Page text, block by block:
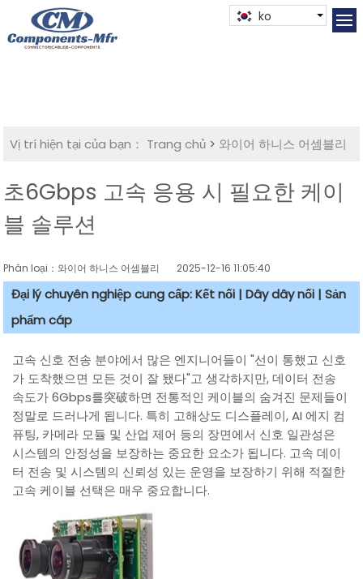
ko
Vị trí hiện tại của bạn： Trang chủ > 와이어 하니스 어셈블리
초6Gbps 고속 응용 시 필요한 케이
블 솔루션
Phân loại：와이어 하니스 어셈블리 2025-12-16 11:05:40
Đại lý chuyên nghiệp cung cấp: Kết nối | Dây dây nối | Sản
phẩm cáp
고속 신호 전송 분야에서 많은 엔지니어들이 "선이 통했고 신호
가 도착했으면 모든 것이 잘 됐다"고 생각하지만, 데이터 전송
속도가 6Gbps를突破하면 전통적인 케이블의 숨겨진 문제들이
정말로 드러나게 됩니다. 특히 고해상도 디스플레이, AI 에지 컴
퓨팅, 카메라 모듈 및 산업 제어 등의 장면에서 신호 일관성은
시스템의 안정성을 보장하는 중요한 요소가 됩니다. 고속 데이
터 전송 및 시스템의 신뢰성 있는 운영을 보장하기 위해 적절한
고속 케이블 선택은 매우 중요합니다.